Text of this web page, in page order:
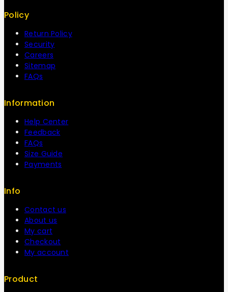
Policy
Return Policy
Security
Careers
Sitemap
FAQs
Information
Help Center
Feedback
FAQs
Size Guide
Payments
Info
Contact us
About us
My cart
Checkout
My account
Product